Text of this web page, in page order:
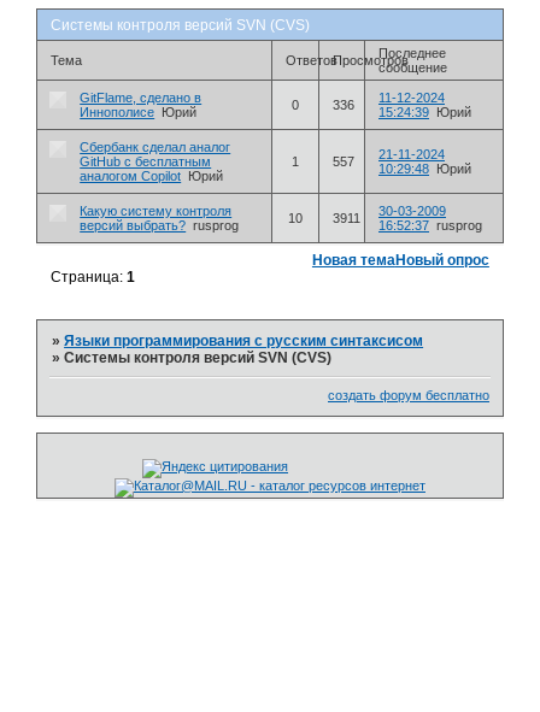
Системы контроля версий SVN (CVS)
Тема ОтветовПросмотровПоследнее
сообщение
GitFlame, сделано в
Иннополисе
Юрий 0 336
11-12-2024
15:24:39
Юрий
Сбербанк сделал аналог
GitHub с бесплатным
аналогом Copilot
Юрий
1 557
21-11-2024
10:29:48
Юрий
Какую систему контроля
версий выбрать? rusprog 10 3911
30-03-2009
16:52:37 rusprog
Новая темаНовый опрос
Страница:1
»Языки программирования с русским синтаксисом
»Системы контроля версий SVN (CVS)
создать форум бесплатно